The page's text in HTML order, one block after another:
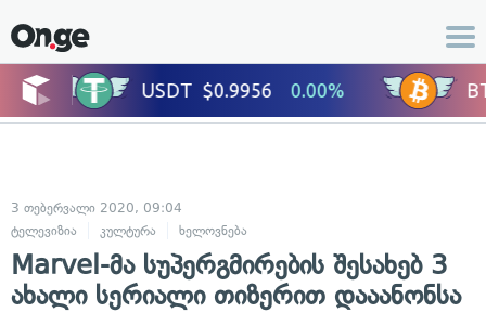
3 თებერვალი 2020, 09:04
ტელევიზია
კულტურა ხელოვნება
Marvel-მა სუპერგმირების შესახებ 3
ახალი სერიალი თიზერით დააანონსა